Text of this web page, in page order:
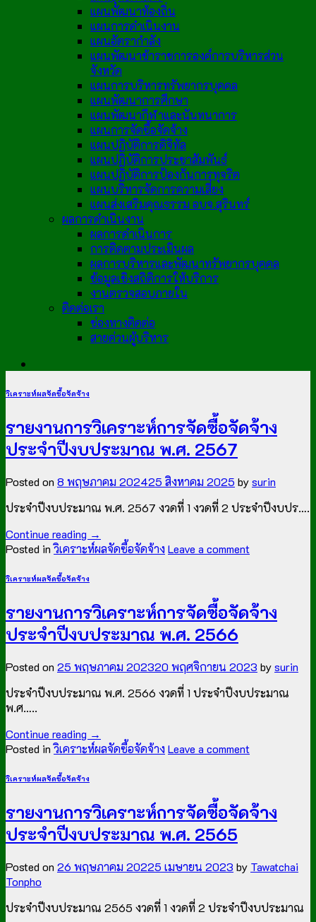
แผนพัฒนาท้องถิ่น
แผนการดำเนินงาน
แผนอัตรากำลัง
แผนพัฒนาข้าราชการองค์การบริหารส่วน
จังหวัด
แผนการบริหารทรัพยากรบุคคล
แผนพัฒนาการศึกษา
แผนพัฒนากีฬาและนันทนาการ
แผนการจัดซื้อจัดจ้าง
แผนปฏิบัติการดิจิทัล
แผนปฏิบัติการประชาสัมพันธ์
แผนปฏิบัติการป้องกันการทุจริต
แผนบริหารจัดการความเสี่ยง
แผนส่งเสริมคุณธรรม อบจ.สุรินทร์
ผลการดำเนินงาน
ผลการดำเนินการ
การติดตามประเมินผล
ผลการบริหารและพัฒนาทรัพยากรบุคคล
ข้อมูลเชิงสถิติการให้บริการ
งานตรวจสอบภายใน
ติดต่อเรา
ช่องทางติดต่อ
สายด่วนผู้บริหาร
วิเคราะห์ผลจัดซื้อจัดจ้าง
รายงานการวิเคราะห์การจัดซื้อจัดจ้าง
ประจำปีงบประมาณ พ.ศ. 2567
Posted on 8 พฤษภาคม 202425 สิงหาคม 2025 bysurin
ประจำปีงบประมาณ พ.ศ. 2567 งวดที่ 1 งวดที่ 2 ประจำปีงบปร….
Continue reading →
Posted inวิเคราะห์ผลจัดซื้อจัดจ้าง Leave a comment
วิเคราะห์ผลจัดซื้อจัดจ้าง
รายงานการวิเคราะห์การจัดซื้อจัดจ้าง
ประจำปีงบประมาณ พ.ศ. 2566
Posted on 25 พฤษภาคม 202320 พฤศจิกายน 2023 bysurin
ประจำปีงบประมาณ พ.ศ. 2566 งวดที่ 1 ประจำปีงบประมาณ
พ.ศ…..
Continue reading →
Posted inวิเคราะห์ผลจัดซื้อจัดจ้าง Leave a comment
วิเคราะห์ผลจัดซื้อจัดจ้าง
รายงานการวิเคราะห์การจัดซื้อจัดจ้าง
ประจำปีงบประมาณ พ.ศ. 2565
Posted on 26 พฤษภาคม 20225 เมษายน 2023 by Tawatchai
Tonpho
ประจำปีงบประมาณ 2565 งวดที่ 1 งวดที่ 2 ประจำปีงบประมาณ